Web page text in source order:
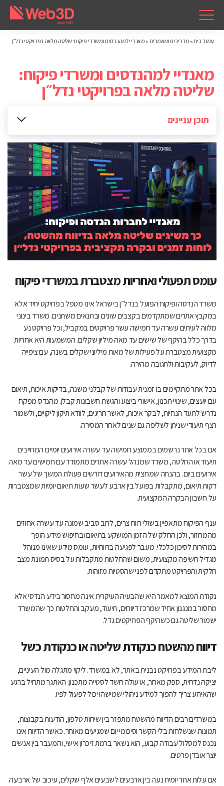
עמוד בית» מדריכים ומאמרים » מאנדיי למהנדסים ומשרדי פיקוח: שליטה מלאה בפרויקטי נדל״ן
מאנדיי למהנדסים ומשרדי פיקוח:
שליטה מלאה בפרויקטי נדל״ן
תוכן עניינים
דיווח מהשטח כנקודת שליטה או כנקודת כשל
תרגום האיחוד לחיסכון זמן, שיפור תזרים והגדלת קיבולת
שאלות ותשובות של חברות הנדסה ופיקוח בתחום הנדל״ן
שמתלבטות על מאנדיי
איך לנהל דיווחי פיקוח מהשטח בצורה מסודרת בלי אקסלים
וקבוצות וואטסאפ?
פרויקטים בלבד?
כמה זמן באמת מתבזבז על תיאום בין אקסלים ומערכות שונות?
איך אפשר למדוד עיכובים חוזרים אצל קבלן משנה?
איך לקשר בין ליקויים, לוח זמנים וחשבונות קבלן?
יומית אחת?
מה היתרון של מערכת אחת לעומת שלוש מערכות שונות?
איך לשמור תיעוד משפטי מלא של הנחיות פיקוח?
האם מעבר למערכת חדשה לא יכביד על הצוות בשטח?
איך לדעת אם ההשקעה במערכת תחזיר את עצמה?
עומס תפעולי ואחריות מצטברת במשרדי פיקוח
משרד הנדסה ופיקוח הפועל בנדל״ן בישראל אינו מטפל בפרויקט יחיד אלא
במקבץ אתרים שמתקדמים בקצבים שונים ובתנאים משתנים. משרד בינוני
מלווה לעיתים עשרה עד חמישה עשר פרויקטים במקביל, וכל פרויקט נע
בדרך כלל בהיקף של שישים עד מאה מיליון שקלים. המשמעות היא אחריות
מקצועית מצטברת על פעילות של מאות מיליוני שקלים בשנה, עם ציפייה
לדיוק, לעקיבות ולתגובה מהירה.
בכל אתר מתקיימים בו זמנית עבודות של קבלני משנה, בדיקות איכות, תיאום
עם יועצים, שינויי תכנון, אישורי ביצוע והגשת חשבונות קבלן. מהנדס מפקח
נדרש לתעד הנחיות, לבקר איכות, לאשר חריגים, לוודא תיקון ליקויים, ולשמור
רצף תיעודי שניתן לשליפה גם שנים לאחר המסירה.
אם בכל אתר נרשמים בממוצע חמישה עד עשרה אירועים יומיים המחייבים
תיעוד או החלטה, משרד שמנהל עשרה אתרים מתמודד עם חמישים עד מאה
אירועים ביום. בהנחה שמחצית מהאירועים דורשים פעולת המשך של עשר
דקות תיאום, מתקבלות בפועל בין ארבע לעשר שעות תיאום יומיות שמצטברות
על חשבון הבקרה המקצועית.
ענף הפיקוח מתאפיין בשולי רווח צרים, לרוב סביב שמונה עד עשרה אחוזים
מהמחזור, ולכן החלק של הזמן המושקע בתיאום ובחיפוש מידע הופך
במהירות לסיכון כלכלי. מעבר לפגיעה ברווחיות, עומס מידע שאינו מנוהל
מגדיל חשיפה מקצועית, משום שהחלטות מתקבלות על בסיס תמונת מצב
חלקית והפרויקט מתקדם לפני שהסטיות מזוהות.
נקודת המוצא למאמר היא שהבעיה העיקרית אינה מחסור בידע הנדסי אלא
מחסור במנגנון אחיד שמרכז דיווחים, תיעוד, מעקב והחלטות כך שהמשרד
ישמור שליטה גם כשהיקף הפרויקטים גדל.
דיווח מהשטח כנקודת שליטה או כנקודת כשל
ליבת המידע בפרויקט נבנית באתר, לא במשרד. ליקוי מתגלה מול העיניים,
יציקה נדחית, ספק מאחר, או עולה חשד לסטייה מתכנון. האתגר מתחיל ברגע
שהאירוע צריך להפוך למידע ניהולי שמישהו יכול לפעול לפיו.
במשרדים רבים הדיווח מהשטח מתפזר בין שיחות טלפון, הודעות בקבוצות,
תמונות שנשלחות בלי הקשר וסיכומי יום שמגיעים מאוחר. כאשר הדיווח אינו
נכנס למסלול עבודה קבוע, הוא נשאר ברמת זיכרון אישי, והמעבר בין אנשים
יוצר אובדן פרטים.
אם עלות אתר יומית נעה בין ארבעים לשבעים אלף שקלים, עיכוב של ארבעה